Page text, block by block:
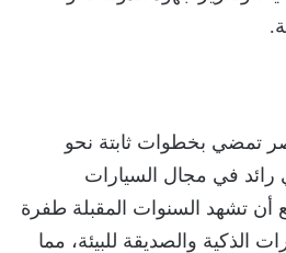
تمضي بخطوات ثابتة نحو
رائد في مجال السيارات
أن تشهد السنوات المقبلة طفرة
الذكية والصديقة للبيئة، مما